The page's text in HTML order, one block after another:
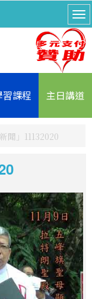
習課程 主日講道
聞」11132020